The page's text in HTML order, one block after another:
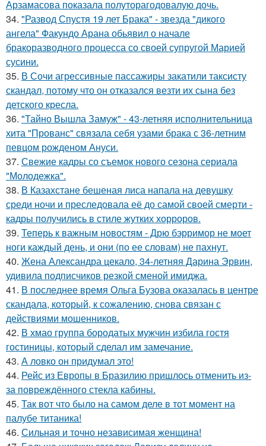
Арзамасова показала полуторагодовалую дочь.
34. "Развод Спустя 19 лет Брака" - звезда "дикого
ангела" Факундо Арана обьявил о начале
бракоразводного процесса со своей супругой Марией
сусини.
35. В Сочи агрессивные пассажиры закатили таксисту
скандал, потому что он отказался везти их сына без
детского кресла.
36. "Тайно Вышла Замуж" - 43-летняя исполнительница
хита "Прованс" связала себя узами брака с 36-летним
певцом рожденом Ануси.
37. Свежие кадры со съемок нового сезона сериала
"Молодежка".
38. В Казахстане бешеная лиса напала на девушку
среди ночи и преследовала её до самой своей смерти -
кадры получились в стиле жутких хорроров.
39. Теперь к важным новостям - Дрю бэрримор не моет
ноги каждый день, и они (по ее словам) не пахнут.
40. Жена Александра цекало, 34-летняя Дарина Эрвин,
удивила подписчиков резкой сменой имиджа.
41. В последнее время Ольга Бузова оказалась в центре
скандала, который, к сожалению, снова связан с
действиями мошенников.
42. В хмао группа бородатых мужчин избила гостя
гостиницы, который сделал им замечание.
43. А ловко он придумал это!
44. Рейс из Европы в Бразилию пришлось отменить из-
за повреждённого стекла кабины.
45. Так вот что было на самом деле в тот момент на
палубе титаника!
46. Сильная и точно независимая женщина!